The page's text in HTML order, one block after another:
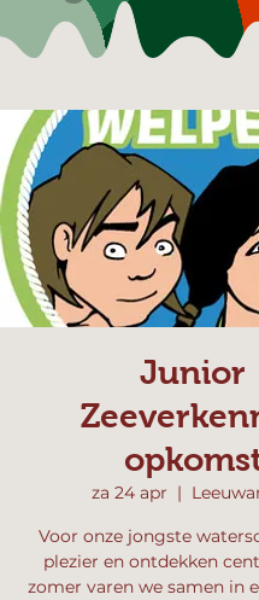
Junior
za 24 apr
  |
Voor onze jongste
plezier en ontdekken
zomer varen we samen in